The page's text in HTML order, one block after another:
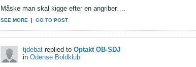
Måske man skal kigge efter en angriber….
SEE MORE GO TO POST
tjdebat replied to Optakt OB-SDJ
in Odense Boldklub